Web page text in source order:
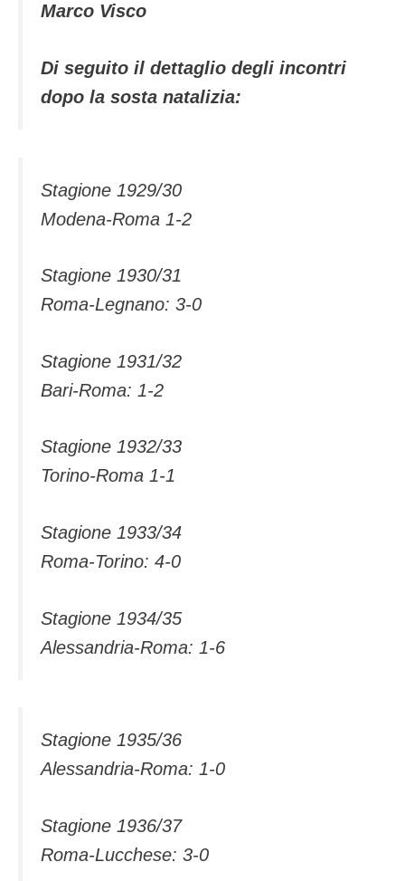
Marco Visco
Di seguito il dettaglio degli incontri
dopo la sosta natalizia:
Stagione 1929/30
Modena-Roma 1-2
Stagione 1930/31
Roma-Legnano: 3-0
Stagione 1931/32
Bari-Roma: 1-2
Stagione 1932/33
Torino-Roma 1-1
Stagione 1933/34
Roma-Torino: 4-0
Stagione 1934/35
Alessandria-Roma: 1-6
Stagione 1935/36
Alessandria-Roma: 1-0
Stagione 1936/37
Roma-Lucchese: 3-0